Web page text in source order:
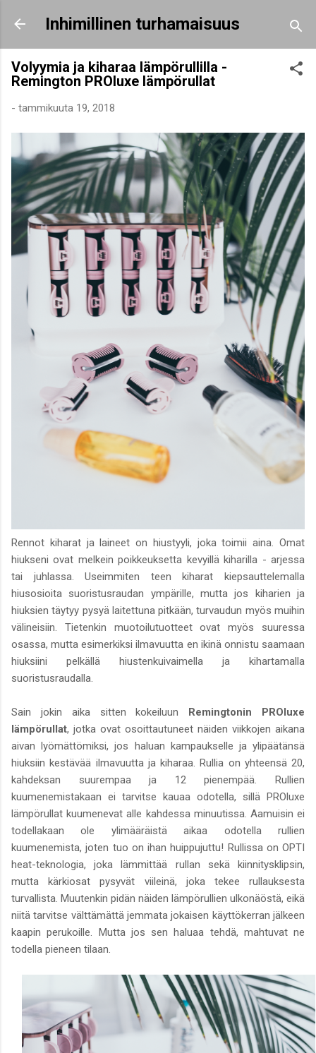
Siirry pääsisältöön
Inhimillinen turhamaisuus
Volyymia ja kiharaa lämpörullilla -
Remington PROluxe lämpörullat
- tammikuuta 19, 2018
Rennot kiharat ja laineet on hiustyyli, joka toimii aina. Omat
hiukseni ovat melkein poikkeuksetta kevyillä kiharilla - arjessa
tai juhlassa. Useimmiten teen kiharat kiepsauttelemalla
hiusosioita suoristusraudan ympärille, mutta jos kiharien ja
hiuksien täytyy pysyä laitettuna pitkään, turvaudun myös muihin
välineisiin. Tietenkin muotoilutuotteet ovat myös suuressa
osassa, mutta esimerkiksi ilmavuutta en ikinä onnistu saamaan
hiuksiini pelkällä hiustenkuivaimella ja kihartamalla
suoristusraudalla.
Sain jokin aika sitten kokeiluun Remingtonin PROluxe
lämpörullat, jotka ovat osoittautuneet näiden viikkojen aikana
aivan lyömättömiksi, jos haluan kampaukselle ja ylipäätänsä
hiuksiin kestävää ilmavuutta ja kiharaa. Rullia on yhteensä 20,
kahdeksan suurempaa ja 12 pienempää. Rullien
kuumenemistakaan ei tarvitse kauaa odotella, sillä PROluxe
lämpörullat kuumenevat alle kahdessa minuutissa. Aamuisin ei
todellakaan ole ylimääräistä aikaa odotella rullien
kuumenemista, joten tuo on ihan huippujuttu! Rullissa on OPTI
heat-teknologia, joka lämmittää rullan sekä kiinnitysklipsin,
mutta kärkiosat pysyvät viileinä, joka tekee rullauksesta
turvallista. Muutenkin pidän näiden lämpörullien ulkonäöstä, eikä
niitä tarvitse välttämättä jemmata jokaisen käyttökerran jälkeen
kaapin perukoille. Mutta jos sen haluaa tehdä, mahtuvat ne
todella pieneen tilaan.